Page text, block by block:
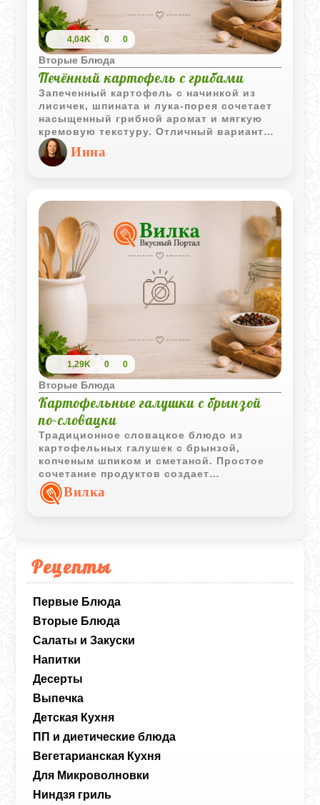
Рецепты
Первые Блюда
Вторые Блюда
Салаты и Закуски
Напитки
Десерты
Выпечка
Детская Кухня
ПП и диетические блюда
Вегетарианская Кухня
Для Микроволновки
Ниндзя гриль
4,04K 0 0
Вторые Блюда
Печённый картофель с грибами
Запеченный картофель с начинкой из
лисичек, шпината и лука-порея сочетает
насыщенный грибной аромат и мягкую
кремовую текстуру. Отличный вариант
для уютного семейного ужина.
Инна
1,29K 0 0
Вторые Блюда
Картофельные галушки с брынзой
по-словацки
Традиционное словацкое блюдо из
картофельных галушек с брынзой,
копченым шпиком и сметаной. Простое
сочетание продуктов создает
насыщенный вкус и делает блюдо
особенно сытным.
Вилка